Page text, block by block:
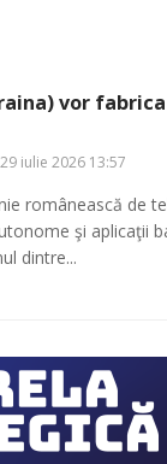
vor
29 iulie 2026 13:57
românească de
şi aplicaţii
dintre...